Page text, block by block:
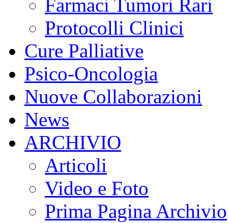
Farmaci Tumori Rari
Protocolli Clinici
Cure Palliative
Psico-Oncologia
Nuove Collaborazioni
News
ARCHIVIO
Articoli
Video e Foto
Prima Pagina Archivio